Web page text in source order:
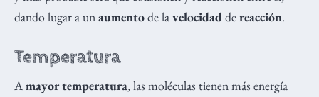
dando lugar a unaumentode lavelocidaddereacción.
Temperatura
Amayor temperatura, las moléculas tienen más energía